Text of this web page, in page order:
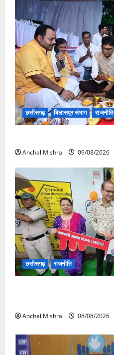
छत्तीसगढ़ बिलासपुर संभाग राजनीति
Anchal Mishra 09/08/2026
छत्तीसगढ़ राजनीति
Anchal Mishra 08/08/2026